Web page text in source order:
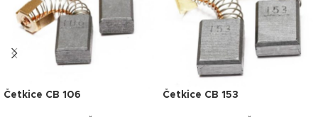
Četkice CB 106 Četkice CB 153